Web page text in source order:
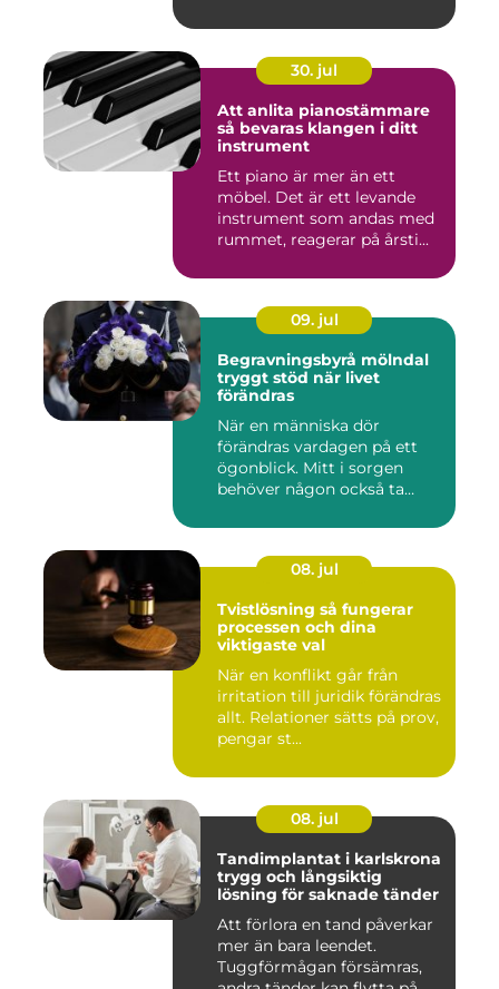
30. jul
Att anlita pianostämmare
så bevaras klangen i ditt
instrument
Ett piano är mer än ett
möbel. Det är ett levande
instrument som andas med
rummet, reagerar på årsti...
09. jul
Begravningsbyrå mölndal
tryggt stöd när livet
förändras
När en människa dör
förändras vardagen på ett
ögonblick. Mitt i sorgen
behöver någon också ta
08. jul
Tvistlösning så fungerar
processen och dina
viktigaste val
När en konflikt går från
irritation till juridik förändras
allt. Relationer sätts på prov,
pengar st...
08. jul
Tandimplantat i karlskrona
trygg och långsiktig
lösning för saknade tänder
Att förlora en tand påverkar
mer än bara leendet.
Tuggförmågan försämras,